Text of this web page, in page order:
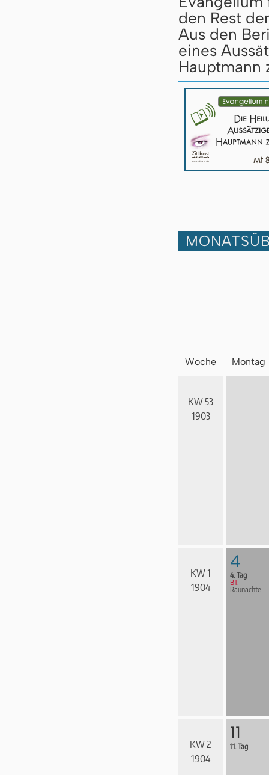
den Rest
Aus den
eines
Hauptmann
Woche Montag
KW 53
1903
KW 1
1904
4
4. Tag
BT:
Raunächte
KW 2
1904
11
11. Tag